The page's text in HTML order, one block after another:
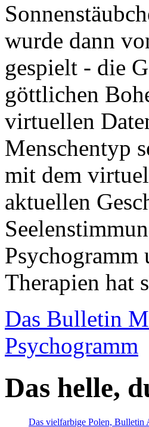
wurde dann
gespielt - die
göttlichen
virtuellen
Menschentyp
mit dem
aktuellen
Psychogramm
Therapien hat
Das Bulletin
Psychogramm
Das helle,
Das vielfarbige Polen, Bulletin